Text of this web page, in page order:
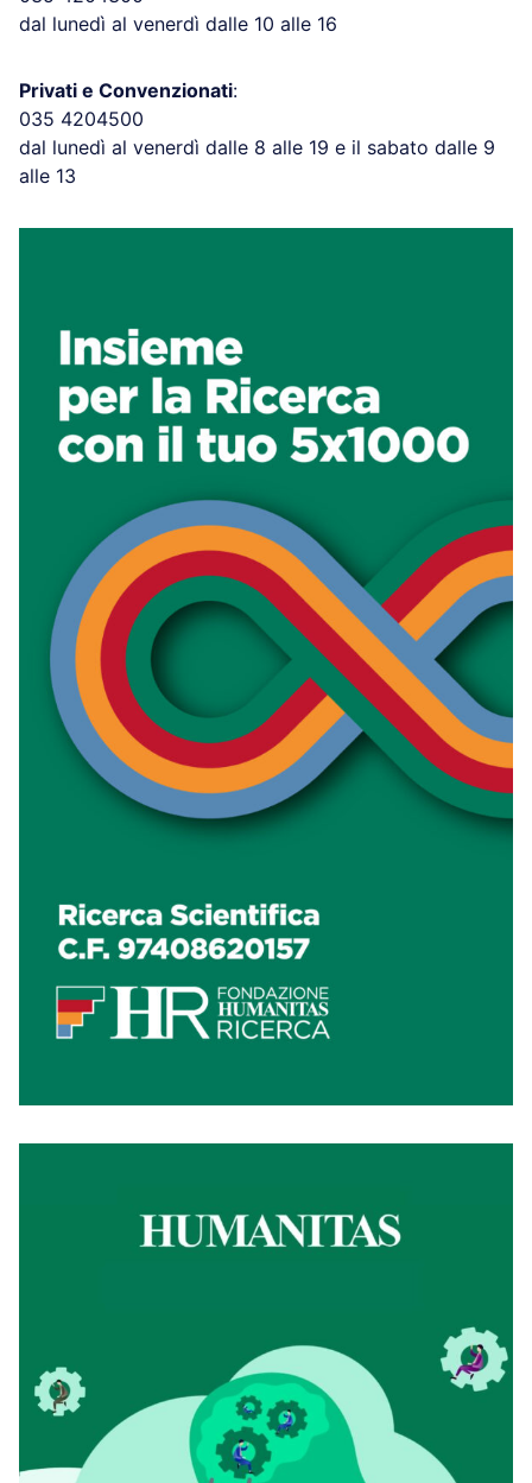
dal lunedì al venerdì dalle 10 alle 16
Privati e Convenzionati:
035 4204500
dal lunedì al venerdì dalle 8 alle 19 e il sabato dalle 9
alle 13